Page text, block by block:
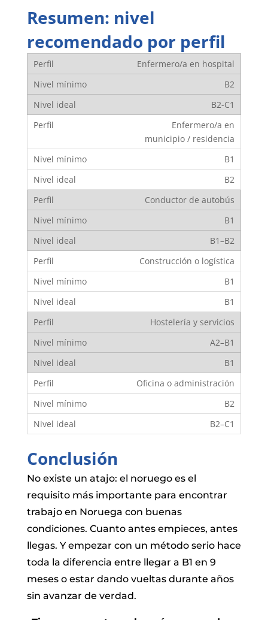
Resumen: nivel
recomendado por perfil
Enfermero/a en hospital
B2
B2-C1
Enfermero/a en
municipio / residencia
B1
B2
Conductor de autobús
B1
B1–B2
Construcción o logística
B1
B1
Hostelería y servicios
A2–B1
B1
Oficina o administración
B2
B2–C1
Conclusión
No existe un atajo: el noruego es el
requisito más importante para encontrar
trabajo en Noruega con buenas
condiciones. Cuanto antes empieces, antes
llegas. Y empezar con un método serio hace
toda la diferencia entre llegar a B1 en 9
meses o estar dando vueltas durante años
sin avanzar de verdad.